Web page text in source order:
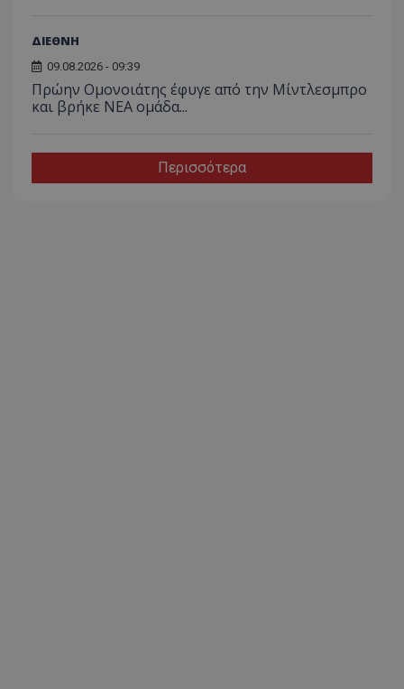
ΔΙΕΘΝΗ
09.08.2026 - 09:39
Πρώην Ομονοιάτης έφυγε από την Μίντλεσμπρο
και βρήκε ΝΕΑ ομάδα...
Περισσότερα